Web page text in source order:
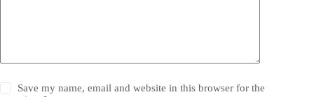
Save my name, email and website in this browser for the